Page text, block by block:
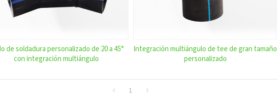
de soldadura personalizado de 20 a 45°
con integración multiángulo
Integración multiángulo de tee de gran tamaño
personalizado
1